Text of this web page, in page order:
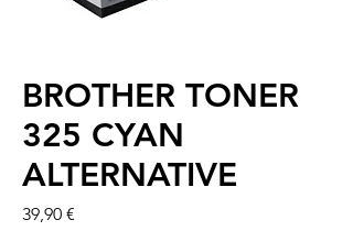
BROTHER TONER
325 CYAN
ALTERNATIVE
39,90 €